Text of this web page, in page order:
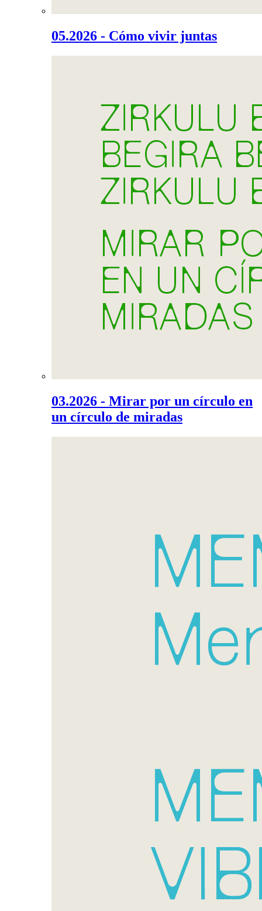
05.2026 - Cómo vivir juntas
03.2026 - Mirar por un círculo en
un círculo de miradas